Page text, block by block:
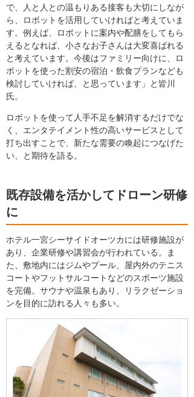
で、人と人との温もりある接客も大切にしなが
ら、ロボットを活用していければと考えていま
す。例えば、ロボットに案内や配膳をしてもら
えるとなれば、小さなお子さんは大変喜ばれる
と考えています。今後はファミリー向けに、ロ
ボットを使った割安の宿泊・飲食プランなども
検討していければ、と思っています」と皆川
氏。
ロボットを使って人手不足を解消するだけでな
く、エンタテイメント性の高いサービスとして
打ち出すことで、新たな需要の喚起につなげた
い、と期待を語る。
既存設備を活かしてドローン研修
に
ホテル一宮シーサイドオーツカには研修施設が
あり、企業研修や講習会が行われている。ま
た、敷地内にはジムやプール、屋内外のテニス
コートやフットサルコートなどのスポーツ施設
を完備。サウナや温泉もあり、リラクゼーショ
ンを目的に訪れる人々も多い。